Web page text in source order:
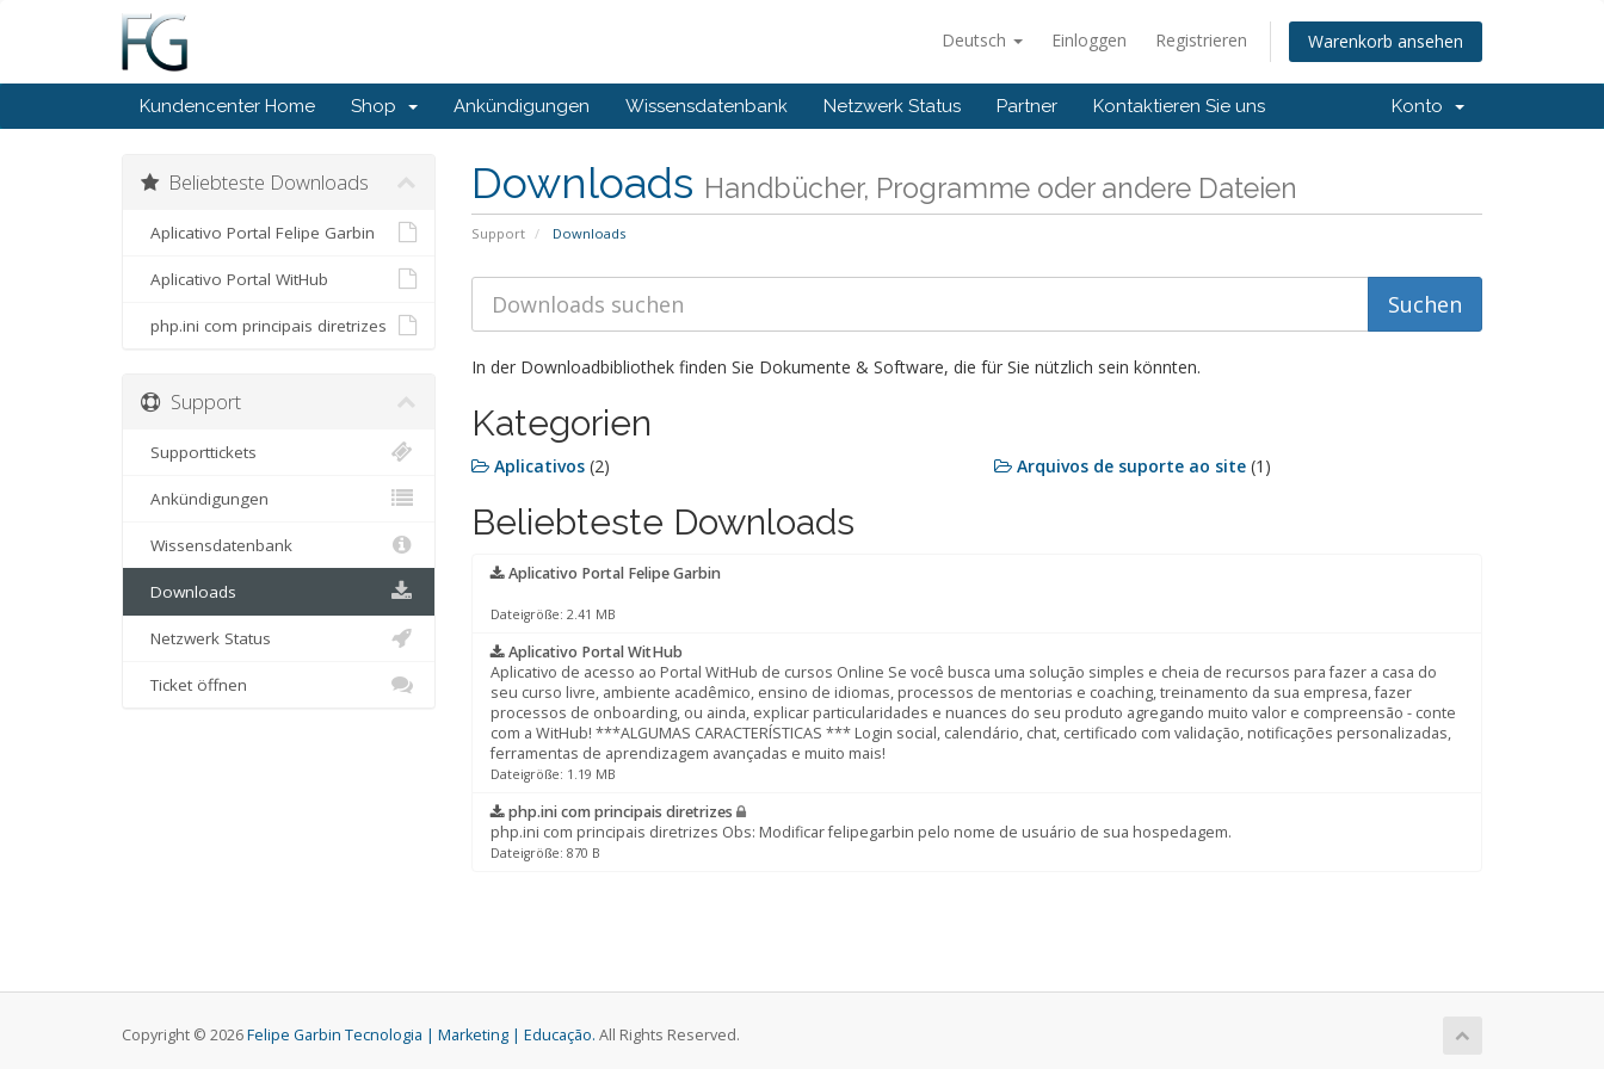
Deutsch Einloggen Registrieren Warenkorb ansehen
Kundencenter Home Shop Ankündigungen Wissensdatenbank Netzwerk Status Partner Kontaktieren Sie uns Konto
Downloads Handbücher, Programme oder andere Dateien
Support Downloads
In der Downloadbibliothek finden Sie Dokumente & Software, die für Sie nützlich sein könnten.
Kategorien
Aplicativos (2) Arquivos de suporte ao site (1)
Beliebteste Downloads
Aplicativo Portal Felipe Garbin
Dateigröße: 2.41 MB
Aplicativo Portal WitHub
Aplicativo de acesso ao Portal WitHub de cursos Online Se você busca uma solução simples e cheia de recursos para fazer a casa do
seu curso livre, ambiente acadêmico, ensino de idiomas, processos de mentorias e coaching, treinamento da sua empresa, fazer
processos de onboarding, ou ainda, explicar particularidades e nuances do seu produto agregando muito valor e compreensão - conte
com a WitHub! ***ALGUMAS CARACTERÍSTICAS *** Login social, calendário, chat, certificado com validação, notificações personalizadas,
ferramentas de aprendizagem avançadas e muito mais!
Dateigröße: 1.19 MB
php.ini com principais diretrizes
php.ini com principais diretrizes Obs: Modificar felipegarbin pelo nome de usuário de sua hospedagem.
Dateigröße: 870 B
Beliebteste Downloads
Aplicativo Portal Felipe Garbin
Aplicativo Portal WitHub
php.ini com principais diretrizes
Support
Supporttickets
Ankündigungen
Wissensdatenbank
Downloads
Netzwerk Status
Ticket öffnen
Copyright © 2026Felipe Garbin Tecnologia | Marketing | Educação. All Rights Reserved.